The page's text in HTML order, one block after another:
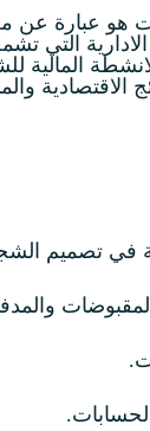
هو عبارة
الادارية التي
المالية
الاقتصادية
في تصميم